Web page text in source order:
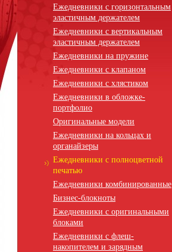
Ежедневники с горизонтальным
эластичным держателем
Ежедневники с вертикальным
эластичным держателем
Ежедневники на пружине
Ежедневники с клапаном
Ежедневники с хлястиком
Ежедневники в обложке-
портфолио
Оригинальные модели
Ежедневники на кольцах и
органайзеры
Ежедневники с полноцветной
печатью
Ежедневники комбинированные
Бизнес-блокноты
Ежедневники с оригинальными
блоками
Ежедневники с флеш-
накопителем и зарядным